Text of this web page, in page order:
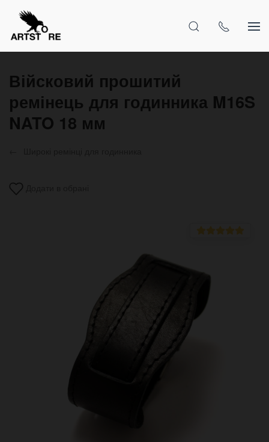
Війсковий прошитий
ремінець для годинника M16S
NATO 18 мм